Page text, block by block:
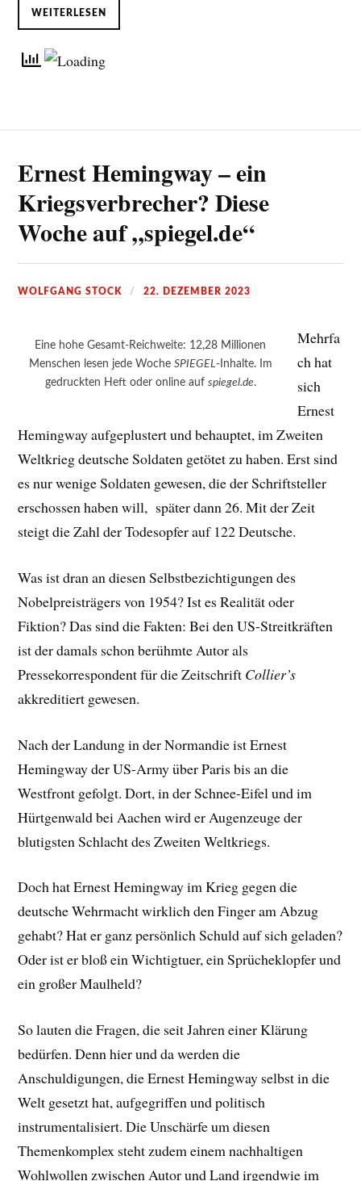
WEITERLESEN
Ernest Hemingway – ein
Kriegsverbrecher? Diese
Woche auf „spiegel.de“
WOLFGANG STOCK 22. DEZEMBER 2023
Eine hohe Gesamt-Reichweite: 12,28 Millionen
Menschen lesen jede Woche SPIEGEL-Inhalte. Im
gedruckten Heft oder online auf spiegel.de.
Mehrfa
ch hat
sich
Ernest
Hemingway aufgeplustert und behauptet, im Zweiten
Weltkrieg deutsche Soldaten getötet zu haben. Erst sind
es nur wenige Soldaten gewesen, die der Schriftsteller
erschossen haben will, später dann 26. Mit der Zeit
steigt die Zahl der Todesopfer auf 122 Deutsche.
Was ist dran an diesen Selbstbezichtigungen des
Nobelpreisträgers von 1954? Ist es Realität oder
Fiktion? Das sind die Fakten: Bei den US-Streitkräften
ist der damals schon berühmte Autor als
Pressekorrespondent für die Zeitschrift Collier’s
akkreditiert gewesen.
Nach der Landung in der Normandie ist Ernest
Hemingway der US-Army über Paris bis an die
Westfront gefolgt. Dort, in der Schnee-Eifel und im
Hürtgenwald bei Aachen wird er Augenzeuge der
blutigsten Schlacht des Zweiten Weltkriegs.
Doch hat Ernest Hemingway im Krieg gegen die
deutsche Wehrmacht wirklich den Finger am Abzug
gehabt? Hat er ganz persönlich Schuld auf sich geladen?
Oder ist er bloß ein Wichtigtuer, ein Sprücheklopfer und
ein großer Maulheld?
So lauten die Fragen, die seit Jahren einer Klärung
bedürfen. Denn hier und da werden die
Anschuldigungen, die Ernest Hemingway selbst in die
Welt gesetzt hat, aufgegriffen und politisch
instrumentalisiert. Die Unschärfe um diesen
Themenkomplex steht zudem einem nachhaltigen
Wohlwollen zwischen Autor und Land irgendwie im